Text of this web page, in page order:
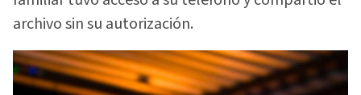
archivo sin su autorización.